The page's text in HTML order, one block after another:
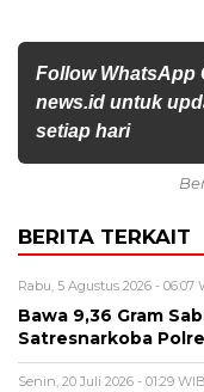
Follow WhatsApp
news.id untuk
setiap hari
BERITA TERKAIT
Rabu, 5 Agustus 2026 - 06:07
Bawa 9,36 Gram
Satresnarkoba
Senin, 20 Juli 2026 - 01:29 WIB